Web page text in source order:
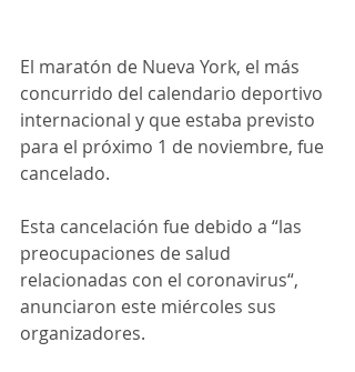
El maratón de Nueva York, el más
concurrido del calendario deportivo
internacional y que estaba previsto
para el próximo 1 de noviembre, fue
cancelado.
Esta cancelación fue debido a “las
preocupaciones de salud
relacionadas con el coronavirus“,
anunciaron este miércoles sus
organizadores.